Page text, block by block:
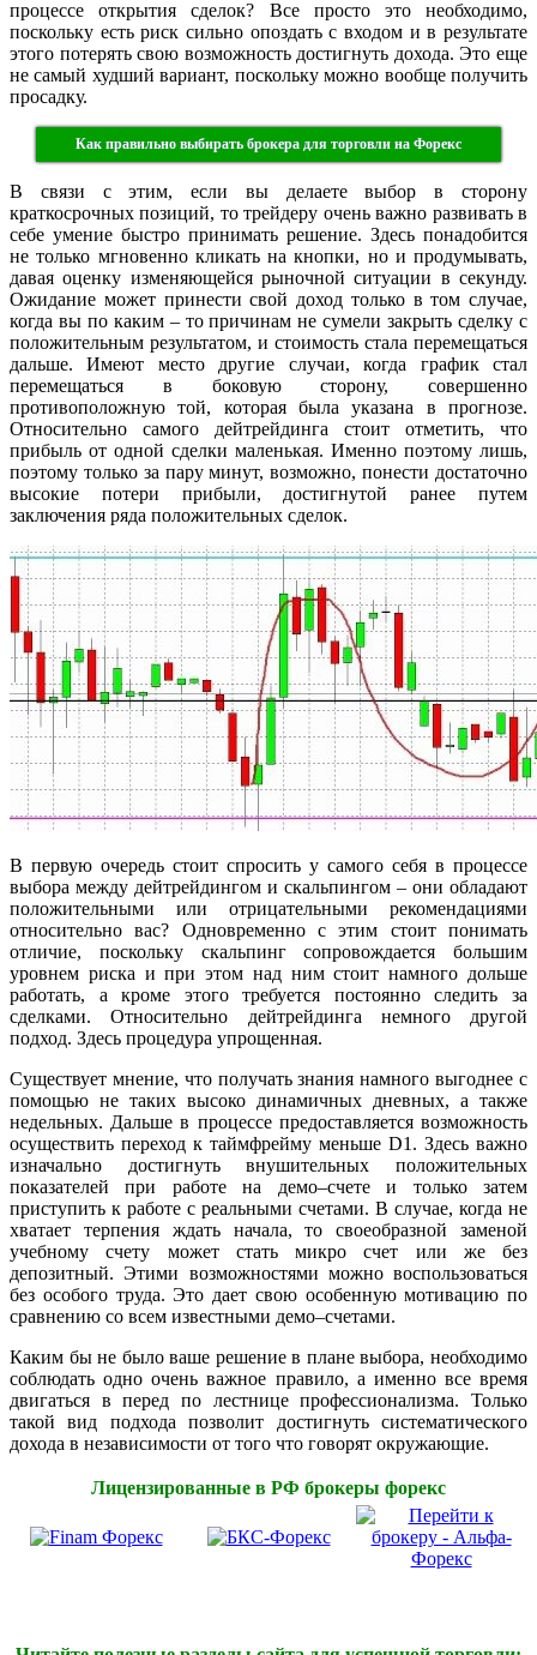
процессе открытия сделок? Все просто это необходимо,
поскольку есть риск сильно опоздать с входом и в результате
этого потерять свою возможность достигнуть дохода. Это еще
не самый худший вариант, поскольку можно вообще получить
просадку.
Как правильно выбирать брокера для торговли на Форекс
В связи с этим, если вы делаете выбор в сторону
краткосрочных позиций, то трейдеру очень важно развивать в
себе умение быстро принимать решение. Здесь понадобится
не только мгновенно кликать на кнопки, но и продумывать,
давая оценку изменяющейся рыночной ситуации в секунду.
Ожидание может принести свой доход только в том случае,
когда вы по каким – то причинам не сумели закрыть сделку с
положительным результатом, и стоимость стала перемещаться
дальше. Имеют место другие случаи, когда график стал
перемещаться в боковую сторону, совершенно
противоположную той, которая была указана в прогнозе.
Относительно самого дейтрейдинга стоит отметить, что
прибыль от одной сделки маленькая. Именно поэтому лишь,
поэтому только за пару минут, возможно, понести достаточно
высокие потери прибыли, достигнутой ранее путем
заключения ряда положительных сделок.
В первую очередь стоит спросить у самого себя в процессе
выбора между дейтрейдингом и скальпингом – они обладают
положительными или отрицательными рекомендациями
относительно вас? Одновременно с этим стоит понимать
отличие, поскольку скальпинг сопровождается большим
уровнем риска и при этом над ним стоит намного дольше
работать, а кроме этого требуется постоянно следить за
сделками. Относительно дейтрейдинга немного другой
подход. Здесь процедура упрощенная.
Существует мнение, что получать знания намного выгоднее с
помощью не таких высоко динамичных дневных, а также
недельных. Дальше в процессе предоставляется возможность
осуществить переход к таймфрейму меньше D1. Здесь важно
изначально достигнуть внушительных положительных
показателей при работе на демо–счете и только затем
приступить к работе с реальными счетами. В случае, когда не
хватает терпения ждать начала, то своеобразной заменой
учебному счету может стать микро счет или же без
депозитный. Этими возможностями можно воспользоваться
без особого труда. Это дает свою особенную мотивацию по
сравнению со всем известными демо–счетами.
Каким бы не было ваше решение в плане выбора, необходимо
соблюдать одно очень важное правило, а именно все время
двигаться в перед по лестнице профессионализма. Только
такой вид подхода позволит достигнуть систематического
дохода в независимости от того что говорят окружающие.
Лицензированные в РФ брокеры форекс